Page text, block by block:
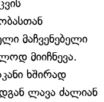
მაჩვენებელი
მიიჩნევა.
ხშირად
ლავა ძალიან